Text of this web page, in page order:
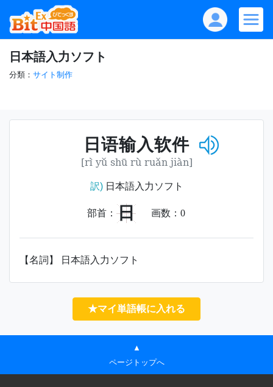
日本語入力ソフト
分類： サイト制作
日语输入软件
[rì yǔ shū rù ruǎn jiàn]
訳)日本語入力ソフト
部首： 日 画数： 0
【名詞】 日本語入力ソフト
★マイ単語帳に入れる
▲
ページトップへ